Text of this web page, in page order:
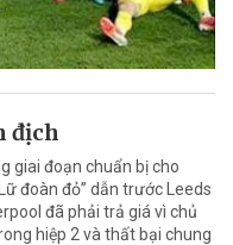
địch
giai đoạn chuẩn bị cho
đoàn đỏ” dẫn trước Leeds
đã phải trả giá vì chủ
hiệp 2 và thất bại chung